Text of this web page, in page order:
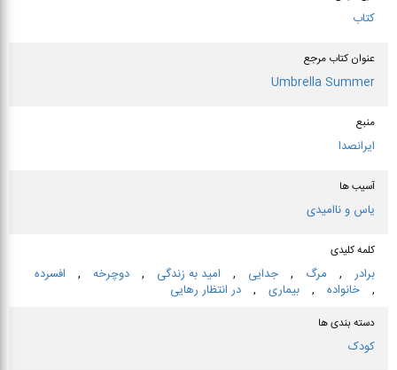
کتاب
عنوان كتاب مرجع
Umbrella Summer
منبع
ایرانصدا
آسیب ها
یاس و ناامیدی
کلمه کلیدی
برادر , مرگ , جدایی , امید به زندگی , دوچرخه ,
افسرده
,
خانواده , بیماری , در انتظار رهایی
دسته بندی ها
کودک